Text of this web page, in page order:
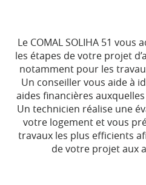
Le COMAL SOLIHA 51
les étapes de votre projet
notamment pour les
Un conseiller vous aide à
aides financières
Un technicien réalise une
votre logement et vous
travaux les plus efficients
de votre projet aux